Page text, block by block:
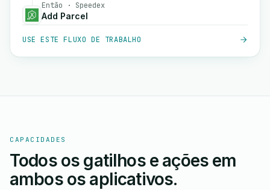
Então · Speedex
Add Parcel
USE ESTE FLUXO DE TRABALHO
CAPACIDADES
Todos os gatilhos e ações em
ambos os aplicativos.